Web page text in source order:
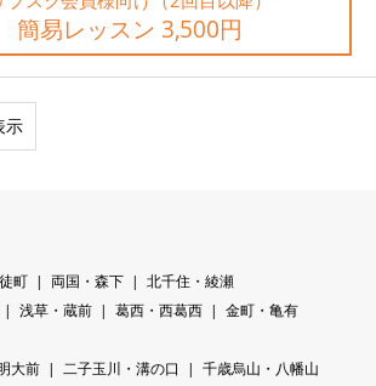
簡易レッスン 3,500円
示
町 両国・森下
北千住・綾瀬
浅草・蔵前 葛西・西葛西
金町・亀有
大前 二子玉川・溝の口
千歳烏山・八幡山